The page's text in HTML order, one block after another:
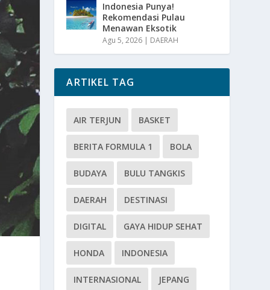
Indonesia Punya!
Rekomendasi Pulau
Menawan Eksotik
Agu 5, 2026 | DAERAH
ARTIKEL TAG
AIR TERJUN BASKET
BERITA FORMULA 1 BOLA
BUDAYA BULU TANGKIS
DAERAH DESTINASI
DIGITAL GAYA HIDUP SEHAT
HONDA INDONESIA
INTERNASIONAL JEPANG